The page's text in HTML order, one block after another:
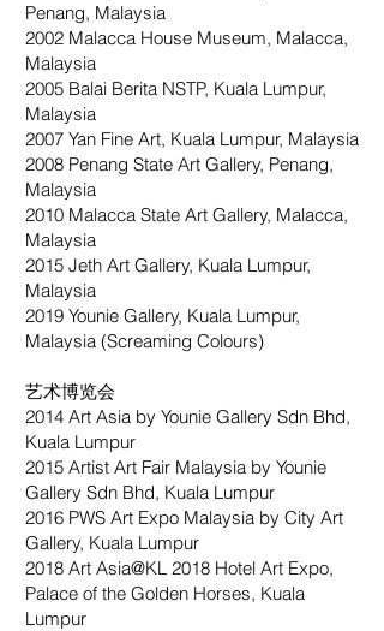
Penang, Malaysia
2002 Malacca House Museum, Malacca,
Malaysia
2005 Balai Berita NSTP, Kuala Lumpur,
Malaysia
2007 Yan Fine Art, Kuala Lumpur, Malaysia
2008 Penang State Art Gallery, Penang,
Malaysia
2010 Malacca State Art Gallery, Malacca,
Malaysia
2015 Jeth Art Gallery, Kuala Lumpur,
Malaysia
2019 Younie Gallery, Kuala Lumpur,
Malaysia (Screaming Colours)
艺术博览会
2014 Art Asia by Younie Gallery Sdn Bhd,
Kuala Lumpur
2015 Artist Art Fair Malaysia by Younie
Gallery Sdn Bhd, Kuala Lumpur
2016 PWS Art Expo Malaysia by City Art
Gallery, Kuala Lumpur
2018 Art Asia@KL 2018 Hotel Art Expo,
Palace of the Golden Horses, Kuala
Lumpur